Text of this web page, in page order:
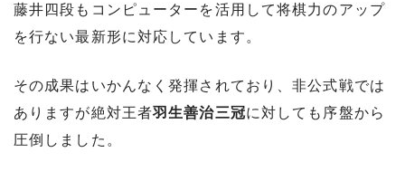
藤井四段もコンピューターを活用して将棋力のアップ
を行ない最新形に対応しています。
その成果はいかんなく発揮されており、非公式戦では
ありますが絶対王者羽生善治三冠に対しても序盤から
圧倒しました。